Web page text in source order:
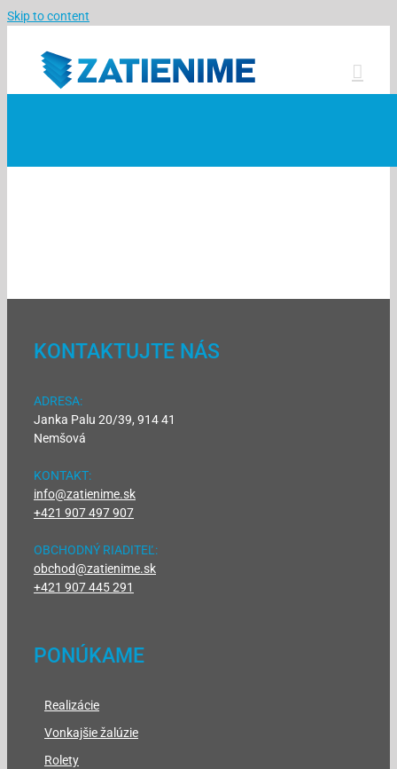
Skip to content
KONTAKTUJTE NÁS
ADRESA:
Janka Palu 20/39, 914 41
Nemšová
KONTAKT:
info@zatienime.sk
+421 907 497 907
OBCHODNÝ RIADITEĽ:
obchod@zatienime.sk
+421 907 445 291
PONÚKAME
Realizácie
Vonkajšie žalúzie
Rolety